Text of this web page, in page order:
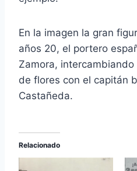
En la imagen la gran
años 20, el portero
Zamora,
de flores con el capitán
Castañeda.
Relacionado